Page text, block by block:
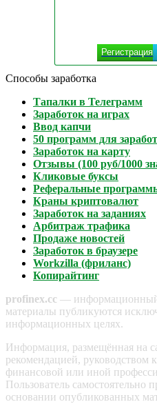
Регистрация
Способы заработка
Тапалки в Телеграмм
Заработок на играх
Ввод капчи
50 программ для
Заработок на карту
Отзывы (100 руб/1000
Кликовые буксы
Реферальные
Краны криптовалют
Заработок на заданиях
Арбитраж трафика
Продаже новостей
Заработок в браузере
Workzilla (фриланс)
Копирайтинг
profinex.cc — информационный
материалы публикуются
информационных целях.
Информация, размещённая на
рекомендацией, руководством
финансовой или иной
Пользователь самостоятельно
основании опубликованных